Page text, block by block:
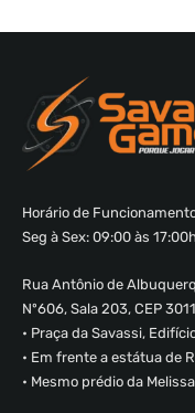
Horário de
Seg à Sex: 09:00 às
Rua Antônio de
Nº606, Sala 203, CEP
• Praça da Savassi,
• Em frente a estátua de
• Mesmo prédio da